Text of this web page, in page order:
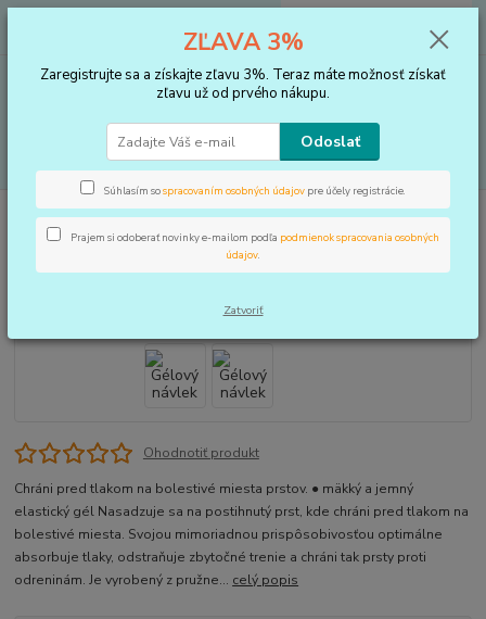
za0 €
Úvod VLOŽKY DO TOPÁNOK, KOREKTORY Korektory Gélový návlek
Gélový návlek
Ohodnotiť produkt
Chráni pred tlakom na bolestivé miesta prstov. ● mäkký a jemný
elastický gél Nasadzuje sa na postihnutý prst, kde chráni pred tlakom na
bolestivé miesta. Svojou mimoriadnou prispôsobivosťou optimálne
absorbuje tlaky, odstraňuje zbytočné trenie a chráni tak prsty proti
odreninám. Je vyrobený z pružne... celý popis
ZĽAVA 3%
Zaregistrujte sa a získajte zľavu 3%. Teraz máte možnosť získať
zľavu už od prvého nákupu.
Odoslať
Súhlasím sospracovaním osobných údajov pre účely registrácie.
Prajem si odoberať novinky e-mailom podľa podmienok spracovania osobných
údajov.
Zatvoriť